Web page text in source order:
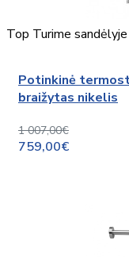
Top Turime sandėlyje
Potinkinė
braižytas nikelis
1 007,00€
759,00€